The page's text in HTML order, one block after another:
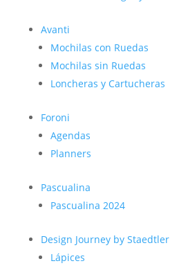
Avanti
Mochilas con Ruedas
Mochilas sin Ruedas
Loncheras y Cartucheras
Foroni
Agendas
Planners
Pascualina
Pascualina 2024
Design Journey by Staedtler
Lápices